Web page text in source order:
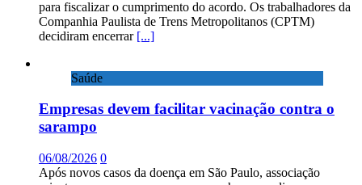
para fiscalizar o cumprimento do acordo. Os trabalhadores da
Companhia Paulista de Trens Metropolitanos (CPTM)
decidiram encerrar [...]
Saúde
Empresas devem facilitar vacinação contra o
sarampo
06/08/2026 0
Após novos casos da doença em São Paulo, associação